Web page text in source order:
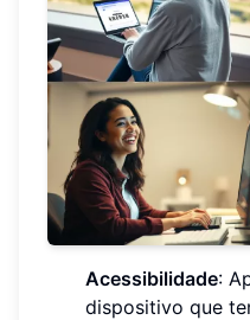
Acessibilidade:
dispositivo que